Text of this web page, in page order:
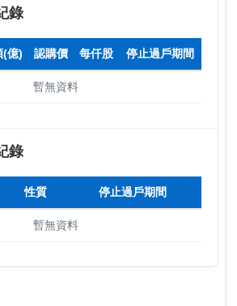
錄
(億) 認購價 每仟股 停止過戶期間
暫無資料
錄
性質 停止過戶期間
暫無資料